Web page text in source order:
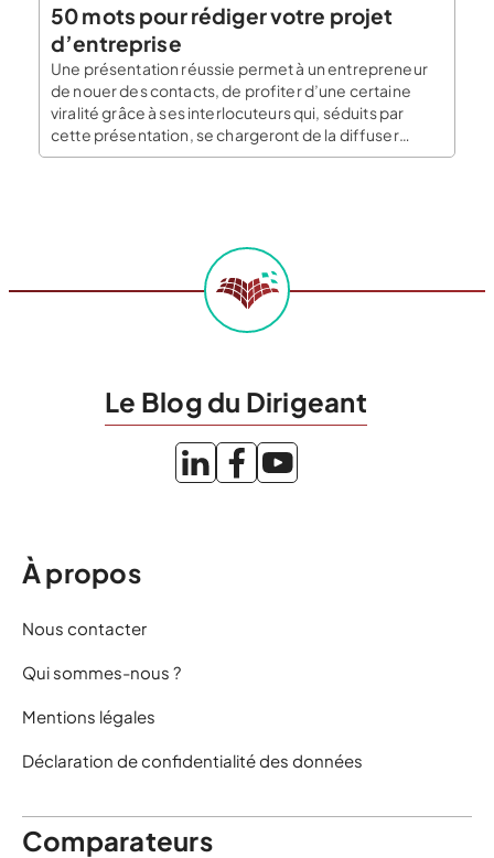
50 mots pour rédiger votre projet
d’entreprise
Une présentation réussie permet à un entrepreneur
de nouer des contacts, de profiter d’une certaine
viralité grâce à ses interlocuteurs qui, séduits par
cette présentation, se chargeront de la diffuser
naturellement. Pour cela il faut parvenir à trouver la
Le Blog du Dirigeant
À propos
Nous contacter
Qui sommes-nous ?
Mentions légales
Déclaration de confidentialité des données
Comparateurs